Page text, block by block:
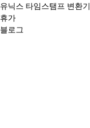
유닉스 타임스탬프 변환기
휴가
블로그